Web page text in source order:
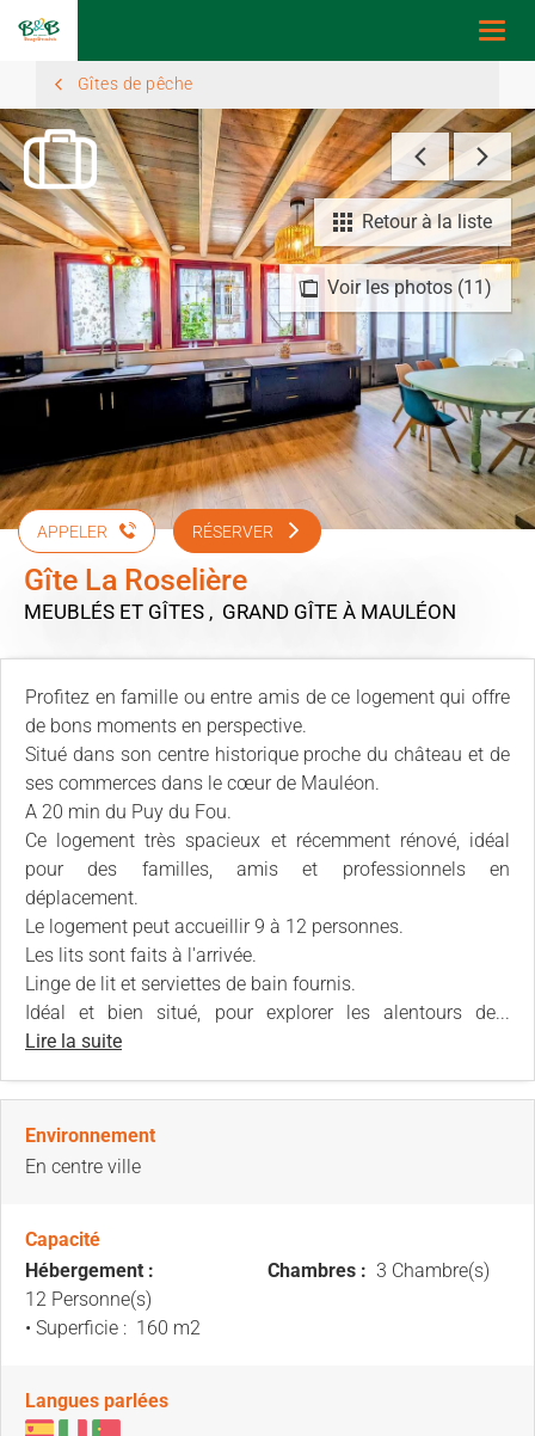
Gîtes de pêche
Voir les photos (11)
Retour à la liste
APPELER RÉSERVER
Gîte La Roselière
MEUBLÉS ET GÎTES , GRAND GÎTE À MAULÉON
Profitez en famille ou entre amis de ce logement qui offre
de bons moments en perspective.
Situé dans son centre historique proche du château et de
ses commerces dans le cœur de Mauléon.
A 20 min du Puy du Fou.
Ce logement très spacieux et récemment rénové, idéal
pour des familles, amis et professionnels en
déplacement.
Le logement peut accueillir 9 à 12 personnes.
Les lits sont faits à l'arrivée.
Linge de lit et serviettes de bain fournis.
Idéal et bien situé, pour explorer les alentours de...
Lire la suite
Environnement
En centre ville
Capacité
Hébergement :
12 Personne(s)
• Superficie : 160 m2
Chambres : 3 Chambre(s)
Langues parlées